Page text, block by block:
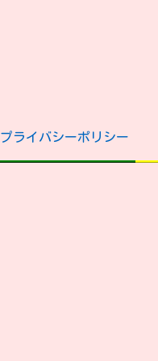
プライバシーポリシー